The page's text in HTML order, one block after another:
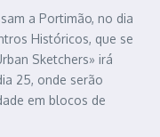
a Portimão, no dia
Históricos, que se
Sketchers» irá
25, onde serão
em blocos de